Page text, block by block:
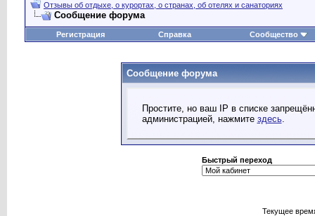
Отзывы об отдыхе, о курортах, о странах, об отелях и санаториях
Сообщение форума
Регистрация Справка Сообщество
Сообщение форума
Простите, но ваш IP в списке
администрацией, нажмите здесь.
Быстрый переход
Текущее